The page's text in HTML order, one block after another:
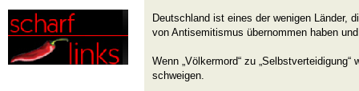
Deutschland ist eines der wenigen Länder,
von Antisemitismus übernommen haben
Wenn „Völkermord“ zu
schweigen.